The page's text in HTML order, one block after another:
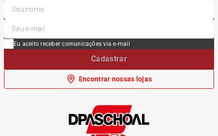
Eu aceito receber comunicações via e-mail
Cadastrar
Encontrar nossas lojas